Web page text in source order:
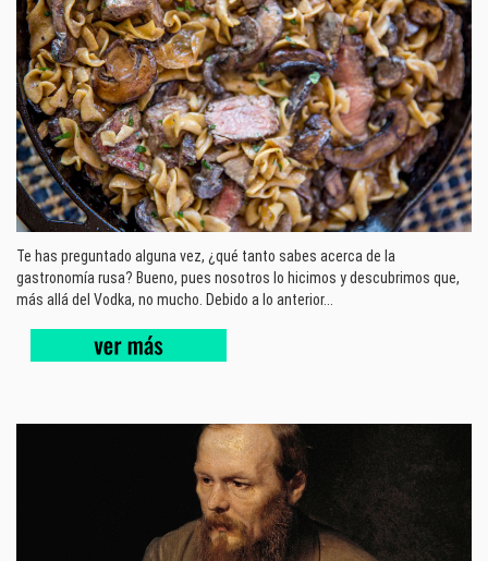
Te has preguntado alguna vez, ¿qué tanto sabes acerca de la
gastronomía rusa? Bueno, pues nosotros lo hicimos y descubrimos que,
más allá del Vodka, no mucho. Debido a lo anterior...